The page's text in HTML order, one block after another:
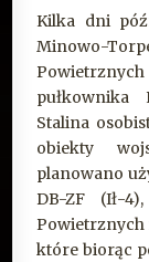
Kilka dni
Minowo-
pułkownika
Stalina
obiekty
planowano
DB-ZF (Ił-
Powietrznych
które biorąc